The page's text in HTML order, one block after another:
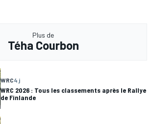
Plus de
Téha Courbon
WRC4 j
WRC 2026 : Tous les classements après le Rallye
de Finlande